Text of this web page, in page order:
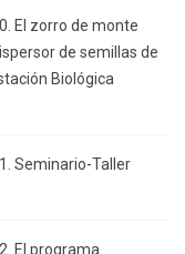
El zorro de monte
de semillas de
Biológica
Seminario-Taller
El programa